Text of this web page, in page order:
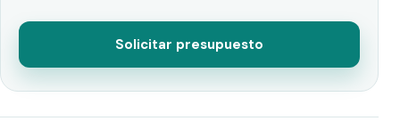
Solicitar presupuesto